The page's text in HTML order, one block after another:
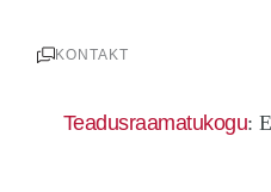
KONTAKT
Teadusraamatukogu: